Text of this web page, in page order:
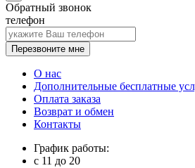
Обратный звонок
телефон
Перезвоните мне
О нас
Дополнительные бесплатные
Оплата заказа
Возврат и обмен
Контакты
График работы:
с 11 до 20